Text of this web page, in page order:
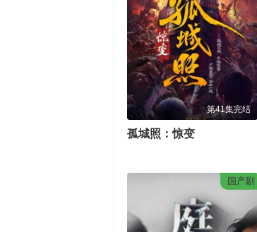
第41集完结
孤城照：惊变
国产剧